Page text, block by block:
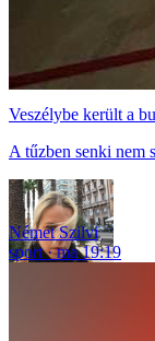
Veszélybe került a
A tűzben senki nem
Német Szilvi
sport
ma 19:19